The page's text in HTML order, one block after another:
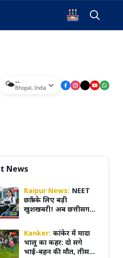
🌤️--
Bhopal, India
News
Raipur News: NEET
छात्रों के लिए बड़ी
खुशखबरी! अब छत्तीसगढ़
सर्टिफिकेट, MBBS
एडमिशन हुआ आसान
Kanker: कांकेर में मादा
भालू का कहर: दो सगे
भाई-बहन की मौत, तीसरी